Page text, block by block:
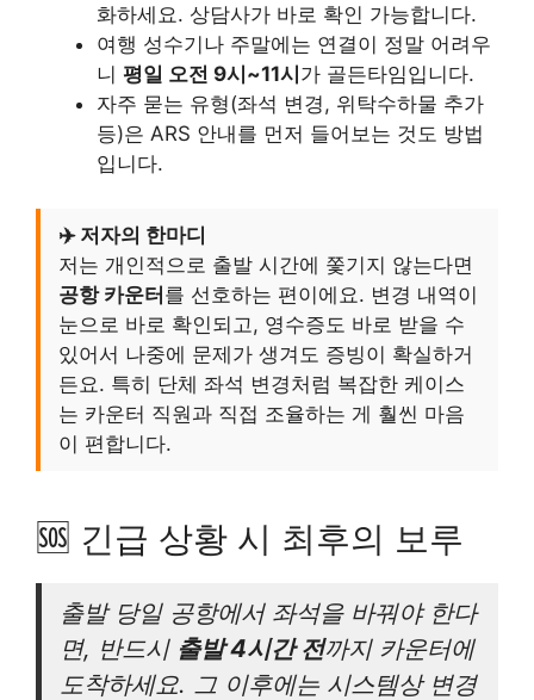
화하세요. 상담사가 바로 확인 가능합니다.
여행 성수기나 주말에는 연결이 정말 어려우
니 평일 오전 9시~11시가 골든타임입니다.
자주 묻는 유형(좌석 변경, 위탁수하물 추가
등)은 ARS 안내를 먼저 들어보는 것도 방법
입니다.
✈️ 저자의 한마디
저는 개인적으로 출발 시간에 쫓기지 않는다면
공항 카운터 를 선호하는 편이에요. 변경 내역이
눈으로 바로 확인되고, 영수증도 바로 받을 수
있어서 나중에 문제가 생겨도 증빙이 확실하거
든요. 특히 단체 좌석 변경처럼 복잡한 케이스
는 카운터 직원과 직접 조율하는 게 훨씬 마음
이 편합니다.
🆘 긴급 상황 시 최후의 보루
출발 당일 공항에서 좌석을 바꿔야 한다
면, 반드시 출발 4시간 전까지 카운터에
도착하세요. 그 이후에는 시스템상 변경